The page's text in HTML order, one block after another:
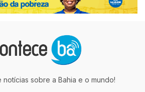
notícias sobre a Bahia e o mundo!